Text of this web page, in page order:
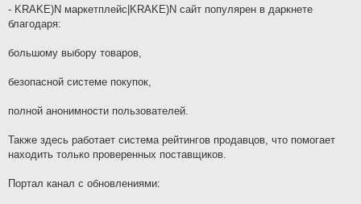
- KRAKE)N маркетплейс|KRAKE)N сайт популярен в даркнете
благодаря:
большому выбору товаров,
безопасной системе покупок,
полной анонимности пользователей.
Также здесь работает система рейтингов продавцов, что помогает
находить только проверенных поставщиков.
Портал канал с обновлениями: